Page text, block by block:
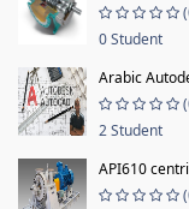
0 Student
Arabic
2 Student
API610